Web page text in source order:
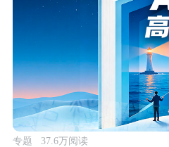
专题 37.6万阅读